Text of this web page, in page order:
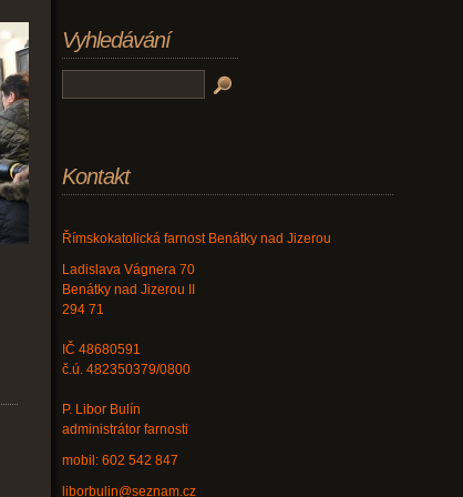
Vyhledávání
Kontakt
Římskokatolická farnost Benátky nad Jizerou
Ladislava Vágnera 70
Benátky nad Jizerou II
294 71
IČ 48680591
č.ú. 482350379/0800
P. Libor Bulín
administrátor farnosti
mobil: 602 542 847
liborbulin@seznam.cz